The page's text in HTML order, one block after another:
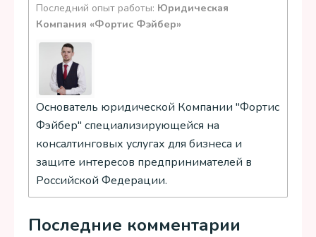
Последний опыт работы: Юридическая
Компания «Фортис Фэйбер»
Основатель юридической Компании "Фортис
Фэйбер" специализирующейся на
консалтинговых услугах для бизнеса и
защите интересов предпринимателей в
Российской Федерации.
Последние комментарии